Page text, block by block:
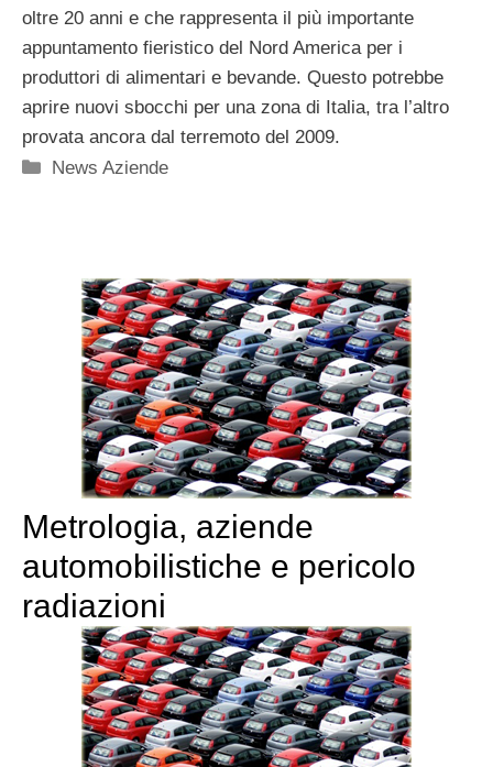
oltre 20 anni e che rappresenta il più importante
appuntamento fieristico del Nord America per i
produttori di alimentari e bevande. Questo potrebbe
aprire nuovi sbocchi per una zona di Italia, tra l’altro
provata ancora dal terremoto del 2009.
Categorie
News Aziende
Metrologia, aziende
automobilistiche e pericolo
radiazioni